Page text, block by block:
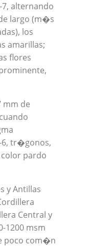
7, alternando
largo (m�s
los
amarillas;
flores
mm de
6, tr�gonos,
pardo
y Antillas
Central y
1200 msm
poco com�n